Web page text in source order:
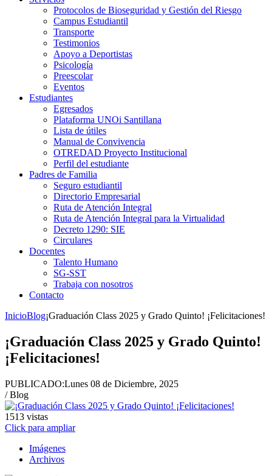
Protocolos de Bioseguridad y Gestión del Riesgo
Campus Estudiantil
Transporte
Testimonios
Apoyo a Deportistas
Psicología
Preescolar
Eventos
Estudiantes
Egresados
Plataforma UNOi Santillana
Lista de útiles
Manual de Convivencia
OTREDAD Proyecto Institucional
Perfil del estudiante
Padres de Familia
Seguro estudiantil
Directorio Empresarial
Ruta de Atención Integral
Ruta de Atención Integral para la Virtualidad
Decreto 1290: SIE
Circulares
Docentes
Talento Humano
SG-SST
Trabaja con nosotros
Contacto
InicioBlog¡Graduación Class 2025 y Grado Quinto! ¡Felicitaciones!
¡Graduación Class 2025 y Grado Quinto!
¡Felicitaciones!
PUBLICADO:Lunes 08 de Diciembre, 2025
/ Blog
1513 vistas
Click para ampliar
Imágenes
Archivos